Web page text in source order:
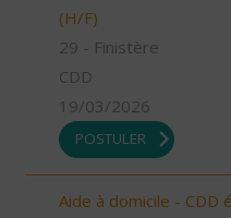
(H/F)
29 - Finistère
CDD
19/03/2026
POSTULER
Aide à domicile - CDD